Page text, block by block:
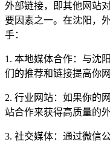
外部链接，即其他网站
要因素之一。在沈阳，
手：
1. 本地媒体合作：与沈
们的推荐和链接提高你
2. 行业网站：如果你的
站合作来获得高质量的外
3. 社交媒体：通过微信